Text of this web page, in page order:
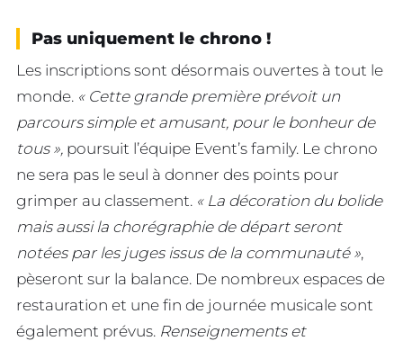
Pas uniquement le chrono !
Les inscriptions sont désormais ouvertes à tout le
monde. « Cette grande première prévoit un
parcours simple et amusant, pour le bonheur de
tous », poursuit l’équipe Event’s family. Le chrono
ne sera pas le seul à donner des points pour
grimper au classement. « La décoration du bolide
mais aussi la chorégraphie de départ seront
notées par les juges issus de la communauté »,
pèseront sur la balance. De nombreux espaces de
restauration et une fin de journée musicale sont
également prévus. Renseignements et